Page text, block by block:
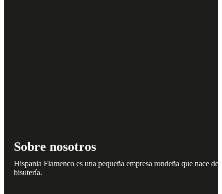
Sobre nosotros
Hispania Flamenco es una pequeña empresa rondeña que nace
bisutería.